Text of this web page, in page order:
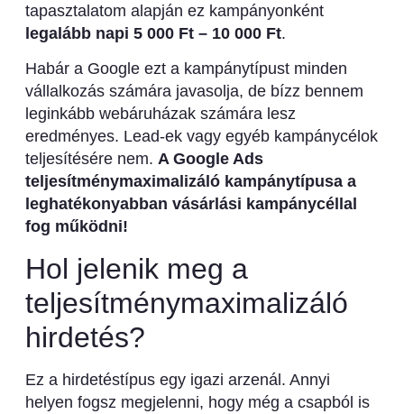
tapasztalatom alapján ez kampányonként
legalább napi 5 000 Ft – 10 000 Ft.
Habár a Google ezt a kampánytípust minden
vállalkozás számára javasolja, de bízz bennem
leginkább webáruházak számára lesz
eredményes. Lead-ek vagy egyéb kampánycélok
teljesítésére nem. A Google Ads
teljesítménymaximalizáló kampánytípusa a
leghatékonyabban vásárlási kampánycéllal
fog működni!
Hol jelenik meg a
teljesítménymaximalizáló
hirdetés?
Ez a hirdetéstípus egy igazi arzenál. Annyi
helyen fogsz megjelenni, hogy még a csapból is